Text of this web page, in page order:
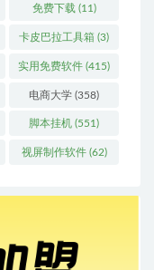
免费下载 (11)
卡皮巴拉工具箱 (3)
实用免费软件 (415)
电商大学 (358)
脚本挂机 (551)
视屏制作软件(62)